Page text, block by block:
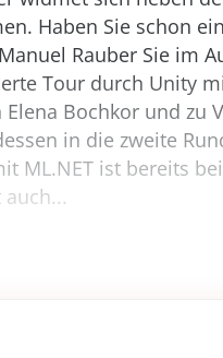
Haben Sie schon
Rauber Sie im
Tour durch Unity
Bochkor und zu
in die zweite
ML.NET ist bereits